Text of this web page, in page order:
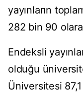
yayınların
282 bin 90
Endeksli
olduğu
Üniversitesi